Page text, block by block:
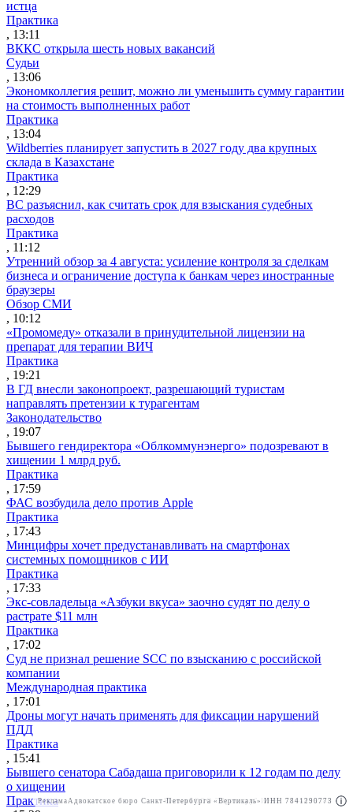
РекламаООО "Право.ру" ИНН: 7704835288
истца
Практика
, 13:11
ВККС открыла шесть новых вакансий
Судьи
, 13:06
Экономколлегия решит, можно ли уменьшить сумму гарантии
на стоимость выполненных работ
Практика
, 13:04
Wildberries планирует запустить в 2027 году два крупных
склада в Казахстане
Практика
, 12:29
ВС разъяснил, как считать срок для взыскания судебных
расходов
Практика
, 11:12
Утренний обзор за 4 августа: усиление контроля за сделкам
бизнеса и ограничение доступа к банкам через иностранные
браузеры
Обзор СМИ
, 10:12
«Промомеду» отказали в принудительной лицензии на
препарат для терапии ВИЧ
Практика
, 19:21
В ГД внесли законопроект, разрешающий туристам
направлять претензии к турагентам
Законодательство
, 19:07
Бывшего гендиректора «Облкоммунэнерго» подозревают в
хищении 1 млрд руб.
Практика
, 17:59
ФАС возбудила дело против Apple
Практика
, 17:43
Минцифры хочет предустанавливать на смартфонах
системных помощников с ИИ
Практика
, 17:33
Экс-совладельца «Азбуки вкуса» заочно судят по делу о
растрате $11 млн
Практика
, 17:02
Суд не признал решение SCC по взысканию с российской
компании
Международная практика
, 17:01
Дроны могут начать применять для фиксации нарушений
ПДД
Практика
, 15:41
Бывшего сенатора Сабадаша приговорили к 12 годам по делу
о хищении
Практика
Реклама Адвокатское бюро Санкт-Петербурга «Вертикаль» ИНН 7841290773